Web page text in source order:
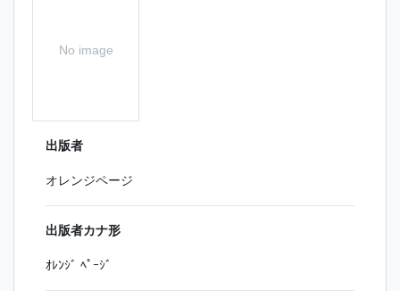
No image
出版者
オレンジページ
出版者カナ形
ｵﾚﾝｼﾞ ﾍﾟｰｼﾞ